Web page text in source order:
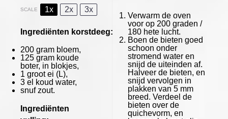
SCALE 1x 2x 3x
Ingrediënten korstdeeg:
200 gram bloem,
125 gram koude
boter, in blokjes,
1 groot ei (L),
3 el koud water,
snuf zout.
Ingrediënten
Verwarm de oven
voor op 200 graden /
180 hete lucht.
Boen de bieten goed
schoon onder
stromend water en
snijd de uiteinden af.
Halveer de bieten, en
snijd vervolgen in
plakken van 5 mm
breed. Verdeel de
bieten over de
quichevorm, en